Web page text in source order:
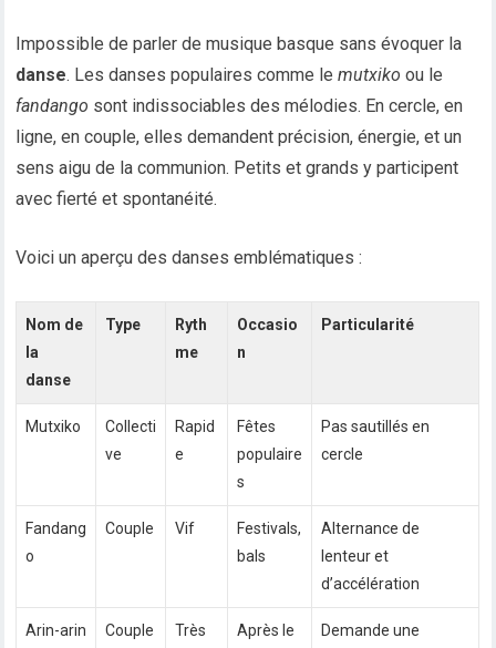
Impossible de parler de musique basque sans évoquer la
danse. Les danses populaires comme lemutxiko ou le
fandango sont indissociables des mélodies. En cercle, en
ligne, en couple, elles demandent précision, énergie, et un
sens aigu de la communion. Petits et grands y participent
avec fierté et spontanéité.
Voici un aperçu des danses emblématiques :
Nom de
la
danse
Type
Ryth
me
Occasio
n
Particularité
Mutxiko
Collecti
ve
Rapid
e
Fêtes
populaire
s
Pas sautillés en
cercle
Fandang
o
Couple Vif
Festivals,
bals
Alternance de
lenteur et
d’accélération
Arin-arin Couple
Très
Après le
Demande une